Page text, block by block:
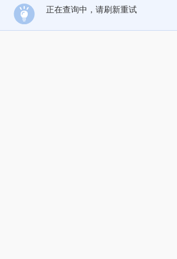
正在查询中，请刷新重试